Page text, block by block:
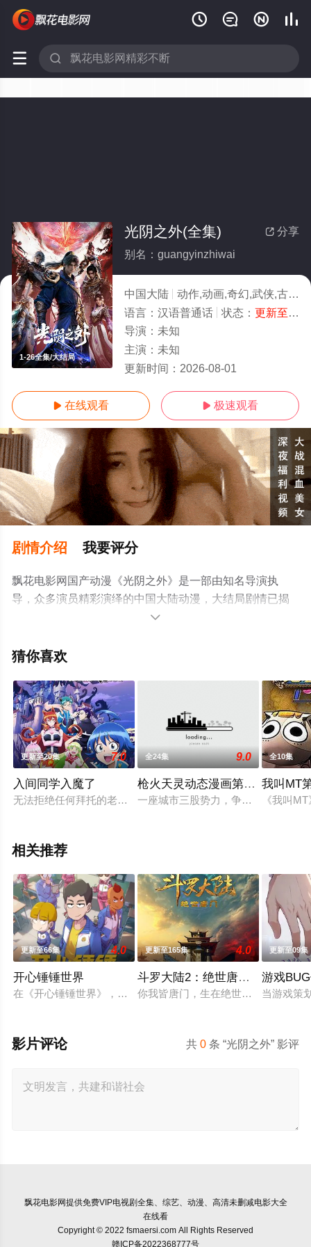
   
 
1-26全集/大结局
 分享
光阴之外(全集)
别名：guangyinzhiwai
中国大陆
动作,动画,奇幻,武侠,古装,国产动漫
语言： 汉语普通话 状态： 更新至33集
导演： 未知
主演： 未知
更新时间： 2026-08-01
 在线观看  极速观看
剧情介绍 我要评分
飘花电影网国产动漫《光阴之外》是一部由知名导演执
导，众多演员精彩演绎的中国大陆动漫，大结局剧情已揭
晓（1-26全集），手机免费观看高清无删减完整版动漫全
猫或剧情网等平台了解。

猜你喜欢
更新至20集 7.0
入间同学入魔了
无法拒绝任何拜托的老好人铃木入间，是个从1岁开始就踏入社
全24集 9.0
枪火天灵动态漫画第2季
一座城市三股势力，争斗焦点克金之
全10集
我叫MT
《我叫
相关推荐
更新至66集 4.0
开心锤锤世界
在《开心锤锤世界》，生活着乐观善良的少年锤锤和他性格各
更新至165集 4.0
斗罗大陆2：绝世唐门2023
你我皆唐门，生在绝世中——腾讯视
更新至09集
游戏
当游戏策
共0 条 “光阴之外” 影评
影片评论
飘花电影网提供免费VIP电视剧全集、综艺、动漫、高清未删减电影大全
在线看
Copyright © 2022 fsmaersi.com All Rights Reserved
赣ICP备2022368777号